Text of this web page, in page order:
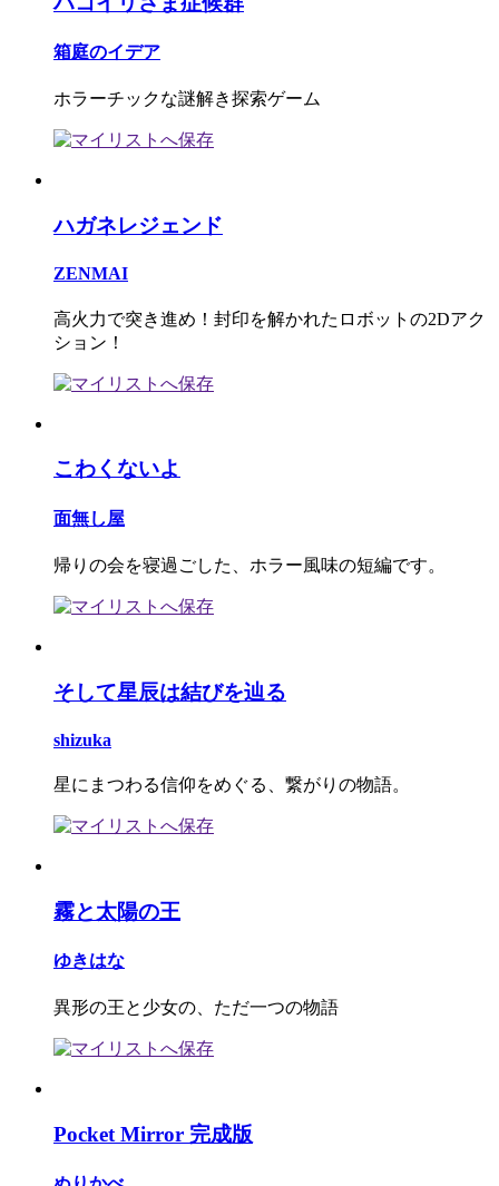
箱庭のイデア
ホラーチックな謎解き探索ゲーム
ハガネレジェンド
ZENMAI
高火力で突き進め！封印を解かれたロボットの2Dアク
ション！
こわくないよ
面無し屋
帰りの会を寝過ごした、ホラー風味の短編です。
そして星辰は結びを辿る
shizuka
星にまつわる信仰をめぐる、繋がりの物語。
霧と太陽の王
ゆきはな
異形の王と少女の、ただ一つの物語
Pocket Mirror 完成版